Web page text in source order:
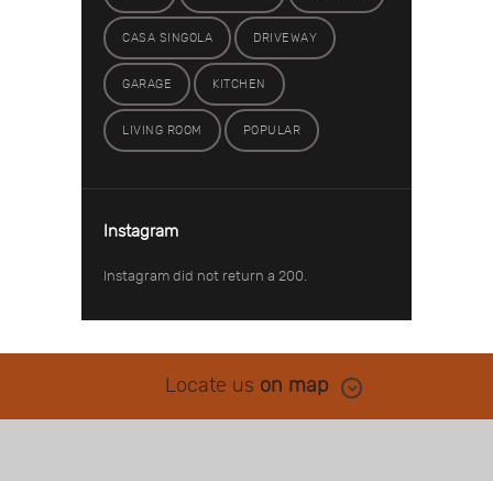
CASA SINGOLA DRIVEWAY
GARAGE KITCHEN
LIVING ROOM POPULAR
Instagram
Instagram did not return a 200.
Locate us on map